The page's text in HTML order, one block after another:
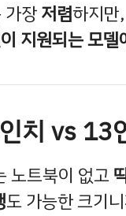
가장저렴하지만,
지원되는 모델
치 vs 13
노트북이 없고
도 가능한 크기